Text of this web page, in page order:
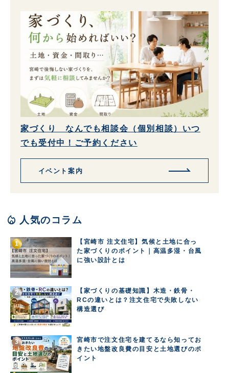
家づくり なんでも相談会（個別相談）いつ
でも受付中！ご予約ください
イベント案内
local_fire_department 人気のコラム
【宮崎市 注文住宅】気候と土地に合っ
た家づくりのポイント｜高温多湿・台風
に強い設計とは
【家づくりの基礎知識】木造・鉄骨・
RCの違いとは？注文住宅で失敗しない
構造選び
宮崎市で注文住宅を建てるなら知ってお
きたい地盤改良費の目安と土地選びのポ
イント